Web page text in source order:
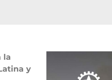
la
y